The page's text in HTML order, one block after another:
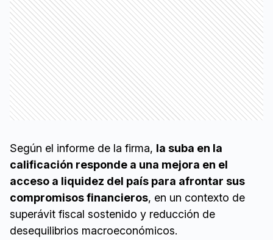
Según el informe de la firma, la suba en la
calificación responde a una mejora en el
acceso a liquidez del país para afrontar sus
compromisos financieros, en un contexto de
superávit fiscal sostenido y reducción de
desequilibrios macroeconómicos.